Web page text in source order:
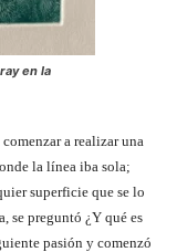
en la
a realizar una
la línea iba sola;
superficie que se lo
se preguntó ¿Y qué es
pasión y comenzó